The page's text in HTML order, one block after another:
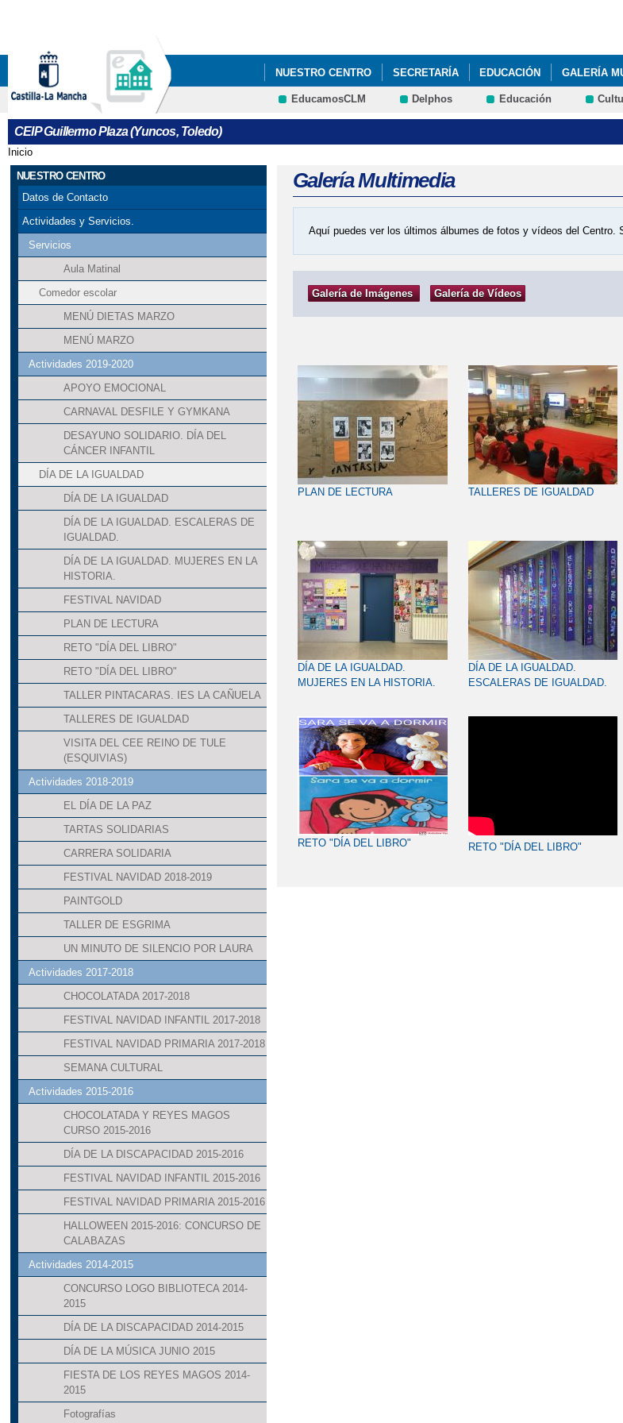
NUESTRO CENTRO SECRETARÍA EDUCACIÓN GALERÍA
EducamosCLM Delphos Educación
CEIP Guillermo Plaza (Yuncos, Toledo)
Se encuentra usted aquí
Inicio
NUESTRO CENTRO
Datos de Contacto
Actividades y Servicios.
Servicios
Aula Matinal
Comedor escolar
MENÚ DIETAS MARZO
MENÚ MARZO
Actividades 2019-2020
APOYO EMOCIONAL
CARNAVAL DESFILE Y GYMKANA
DESAYUNO SOLIDARIO. DÍA DEL
CÁNCER INFANTIL
DÍA DE LA IGUALDAD
DÍA DE LA IGUALDAD
DÍA DE LA IGUALDAD. ESCALERAS DE
IGUALDAD.
DÍA DE LA IGUALDAD. MUJERES EN LA
HISTORIA.
FESTIVAL NAVIDAD
PLAN DE LECTURA
RETO "DÍA DEL LIBRO"
RETO "DÍA DEL LIBRO"
TALLER PINTACARAS. IES LA CAÑUELA
TALLERES DE IGUALDAD
VISITA DEL CEE REINO DE TULE
(ESQUIVIAS)
Actividades 2018-2019
EL DÍA DE LA PAZ
TARTAS SOLIDARIAS
CARRERA SOLIDARIA
FESTIVAL NAVIDAD 2018-2019
PAINTGOLD
TALLER DE ESGRIMA
UN MINUTO DE SILENCIO POR LAURA
Actividades 2017-2018
CHOCOLATADA 2017-2018
FESTIVAL NAVIDAD INFANTIL 2017-2018
FESTIVAL NAVIDAD PRIMARIA 2017-2018
SEMANA CULTURAL
Actividades 2015-2016
CHOCOLATADA Y REYES MAGOS
CURSO 2015-2016
DÍA DE LA DISCAPACIDAD 2015-2016
FESTIVAL NAVIDAD INFANTIL 2015-2016
FESTIVAL NAVIDAD PRIMARIA 2015-2016
HALLOWEEN 2015-2016: CONCURSO DE
CALABAZAS
Actividades 2014-2015
CONCURSO LOGO BIBLIOTECA 2014-
2015
DÍA DE LA DISCAPACIDAD 2014-2015
DÍA DE LA MÚSICA JUNIO 2015
FIESTA DE LOS REYES MAGOS 2014-
2015
Fotografías
Galería Multimedia
Aquí puedes ver los últimos álbumes de fotos y vídeos del
Galería de Imágenes Galería de Vídeos
PLAN DE LECTURA TALLERES DE IGUALDAD
DÍA DE LA IGUALDAD.
MUJERES EN LA HISTORIA.
DÍA DE LA IGUALDAD.
ESCALERAS DE IGUALDAD.
RETO "DÍA DEL LIBRO" RETO "DÍA DEL LIBRO"